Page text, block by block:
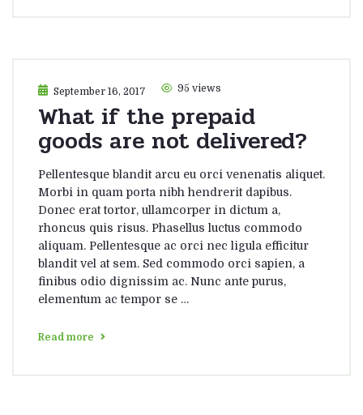
September 16, 2017 95 views
What if the prepaid
goods are not delivered?
Pellentesque blandit arcu eu orci venenatis aliquet.
Morbi in quam porta nibh hendrerit dapibus.
Donec erat tortor, ullamcorper in dictum a,
rhoncus quis risus. Phasellus luctus commodo
aliquam. Pellentesque ac orci nec ligula efficitur
blandit vel at sem. Sed commodo orci sapien, a
finibus odio dignissim ac. Nunc ante purus,
elementum ac tempor se …
Read more